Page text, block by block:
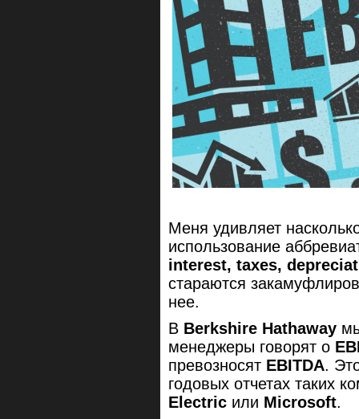
Меня удивляет
использование
interest, taxes,
стараются
нее.
В Berkshire Hathaway
менеджеры говорят о
превозносят EBITDA.
годовых отчетах таких
Electric или Microsoft.